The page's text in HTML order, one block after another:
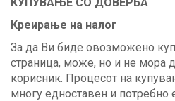
Креирање на налог
За да Ви биде овозможено
страница, може, но и не мора
корисник. Процесот на
многу едноставен и потребно